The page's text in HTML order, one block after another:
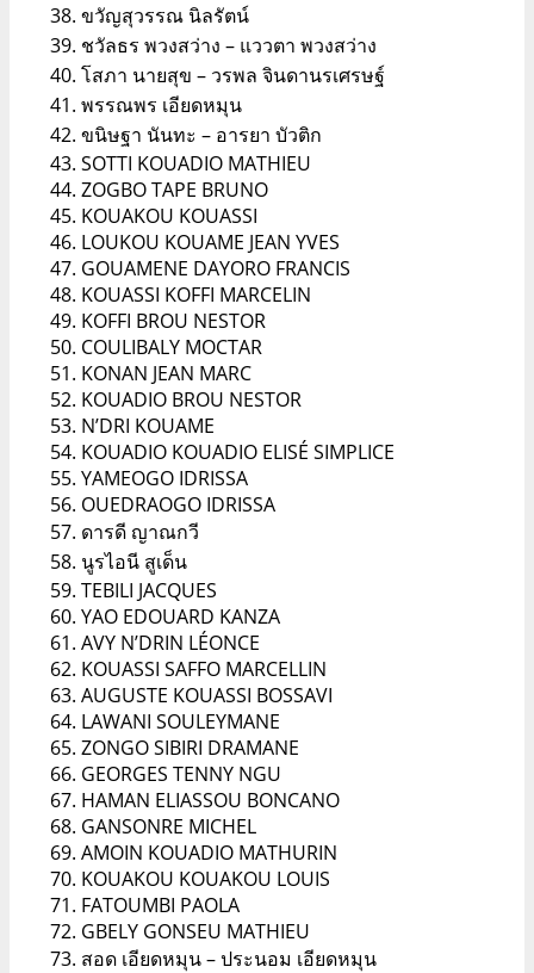
ขวัญสุวรรณ นิลรัตน์
ชวัลธร พวงสว่าง – แววตา พวงสว่าง
โสภา นายสุข – วรพล จินดานรเศรษฐ์
พรรณพร เอียดหมุน
ขนิษฐา นันทะ – อารยา บัวติก
SOTTI KOUADIO MATHIEU
ZOGBO TAPE BRUNO
KOUAKOU KOUASSI
LOUKOU KOUAME JEAN YVES
GOUAMENE DAYORO FRANCIS
KOUASSI KOFFI MARCELIN
KOFFI BROU NESTOR
COULIBALY MOCTAR
KONAN JEAN MARC
KOUADIO BROU NESTOR
N’DRI KOUAME
KOUADIO KOUADIO ELISÉ SIMPLICE
YAMEOGO IDRISSA
OUEDRAOGO IDRISSA
ดารดี ญาณกวี
นูรไอนี สูเด็น
TEBILI JACQUES
YAO EDOUARD KANZA
AVY N’DRIN LÉONCE
KOUASSI SAFFO MARCELLIN
AUGUSTE KOUASSI BOSSAVI
LAWANI SOULEYMANE
ZONGO SIBIRI DRAMANE
GEORGES TENNY NGU
HAMAN ELIASSOU BONCANO
GANSONRE MICHEL
AMOIN KOUADIO MATHURIN
KOUAKOU KOUAKOU LOUIS
FATOUMBI PAOLA
GBELY GONSEU MATHIEU
สอด เอียดหมุน – ประนอม เอียดหมุน